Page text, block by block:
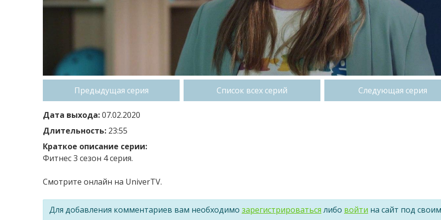
Предыдущая серия Список всех серий Следующая серия
Дата выхода:07.02.2020
Длительность: 23:55
Краткое описание серии:
Фитнес 3 сезон 4 серия.
Смотрите онлайн на UniverTV.
Для добавления комментариев вам необходимо зарегистрироваться либо войти на сайт под своим